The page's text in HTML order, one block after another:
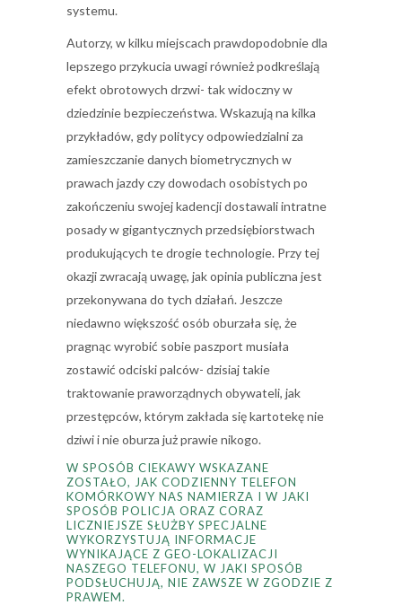
systemu.
Autorzy, w kilku miejscach prawdopodobnie dla
lepszego przykucia uwagi również podkreślają
efekt obrotowych drzwi- tak widoczny w
dziedzinie bezpieczeństwa. Wskazują na kilka
przykładów, gdy politycy odpowiedzialni za
zamieszczanie danych biometrycznych w
prawach jazdy czy dowodach osobistych po
zakończeniu swojej kadencji dostawali intratne
posady w gigantycznych przedsiębiorstwach
produkujących te drogie technologie. Przy tej
okazji zwracają uwagę, jak opinia publiczna jest
przekonywana do tych działań. Jeszcze
niedawno większość osób oburzała się, że
pragnąc wyrobić sobie paszport musiała
zostawić odciski palców- dzisiaj takie
traktowanie praworządnych obywateli, jak
przestępców, którym zakłada się kartotekę nie
dziwi i nie oburza już prawie nikogo.
W SPOSÓB CIEKAWY WSKAZANE
ZOSTAŁO, JAK CODZIENNY TELEFON
KOMÓRKOWY NAS NAMIERZA I W JAKI
SPOSÓB POLICJA ORAZ CORAZ
LICZNIEJSZE SŁUŻBY SPECJALNE
WYKORZYSTUJĄ INFORMACJE
WYNIKAJĄCE Z GEO-LOKALIZACJI
NASZEGO TELEFONU, W JAKI SPOSÓB
PODSŁUCHUJĄ, NIE ZAWSZE W ZGODZIE Z
PRAWEM.